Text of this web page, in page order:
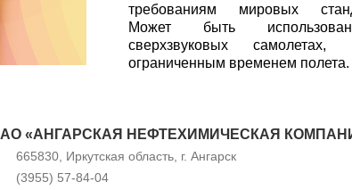
требованиям мировых
Может быть
сверхзвуковых
ограниченным временем полета.
АО «АНГАРСКАЯ НЕФТЕХИМИЧЕСКАЯ
665830, Иркутская область, г. Ангарск
(3955) 57-84-04